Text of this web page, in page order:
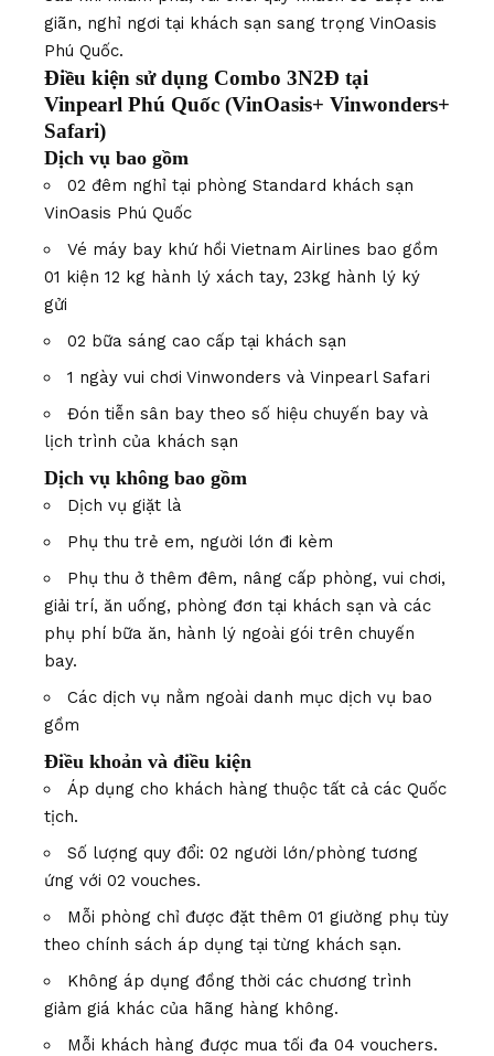
giãn, nghỉ ngơi tại khách sạn sang trọng VinOasis
Phú Quốc.
Điều kiện sử dụng Combo 3N2Đ tại
Vinpearl Phú Quốc (VinOasis+ Vinwonders+
Safari)
Dịch vụ bao gồm
02 đêm nghỉ tại phòng Standard khách sạn
VinOasis Phú Quốc
Vé máy bay khứ hồi Vietnam Airlines bao gồm
01 kiện 12 kg hành lý xách tay, 23kg hành lý ký
gửi
02 bữa sáng cao cấp tại khách sạn
1 ngày vui chơi Vinwonders và Vinpearl Safari
Đón tiễn sân bay theo số hiệu chuyến bay và
lịch trình của khách sạn
Dịch vụ không bao gồm
Dịch vụ giặt là
Phụ thu trẻ em, người lớn đi kèm
Phụ thu ở thêm đêm, nâng cấp phòng, vui chơi,
giải trí, ăn uống, phòng đơn tại khách sạn và các
phụ phí bữa ăn, hành lý ngoài gói trên chuyến
bay.
Các dịch vụ nằm ngoài danh mục dịch vụ bao
gồm
Điều khoản và điều kiện
Áp dụng cho khách hàng thuộc tất cả các Quốc
tịch.
Số lượng quy đổi: 02 người lớn/phòng tương
ứng với 02 vouches.
Mỗi phòng chỉ được đặt thêm 01 giường phụ tùy
theo chính sách áp dụng tại từng khách sạn.
Không áp dụng đồng thời các chương trình
giảm giá khác của hãng hàng không.
Mỗi khách hàng được mua tối đa 04 vouchers.